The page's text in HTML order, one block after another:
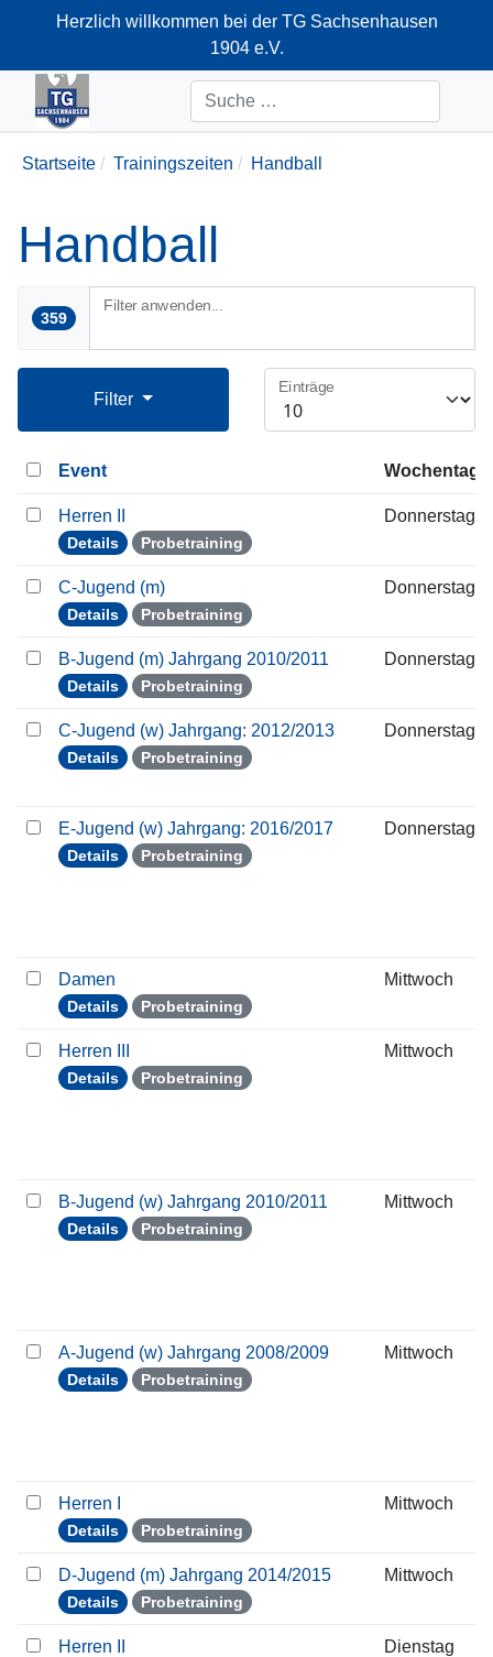
Herzlich willkommen bei der TG Sachsenhausen
1904 e.V.
+49-69-66374712
Suchen
Startseite Trainingszeiten Handball
Handball
359
Filter anwenden...
Filter
Einträge
Event Wochentag
Herren II
Details Probetraining
Donnerstag
C-Jugend (m)
Details Probetraining
Donnerstag
B-Jugend (m) Jahrgang 2010/2011
Details Probetraining
Donnerstag
C-Jugend (w) Jahrgang: 2012/2013
Details Probetraining
Donnerstag
E-Jugend (w) Jahrgang: 2016/2017
Details Probetraining
Donnerstag
Damen
Details Probetraining
Mittwoch
Herren III
Details Probetraining
Mittwoch
B-Jugend (w) Jahrgang 2010/2011
Details Probetraining
Mittwoch
A-Jugend (w) Jahrgang 2008/2009
Details Probetraining
Mittwoch
Herren I
Details Probetraining
Mittwoch
D-Jugend (m) Jahrgang 2014/2015
Details Probetraining
Mittwoch
Herren II Dienstag